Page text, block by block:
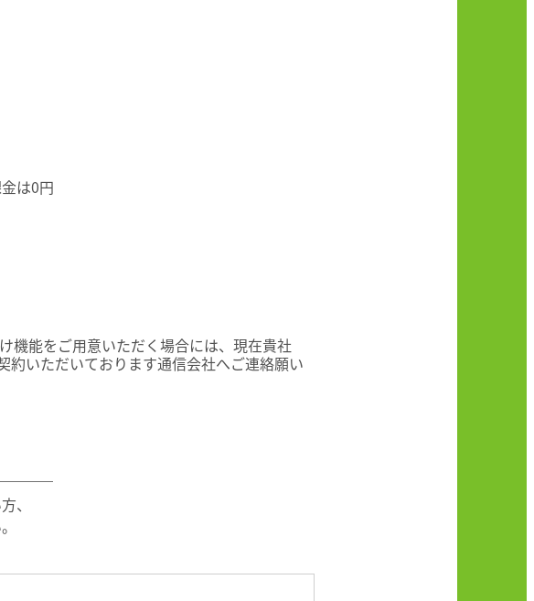
は0円
機能をご用意いただく場合には、現在貴社
約いただいております通信会社へご連絡願い
、